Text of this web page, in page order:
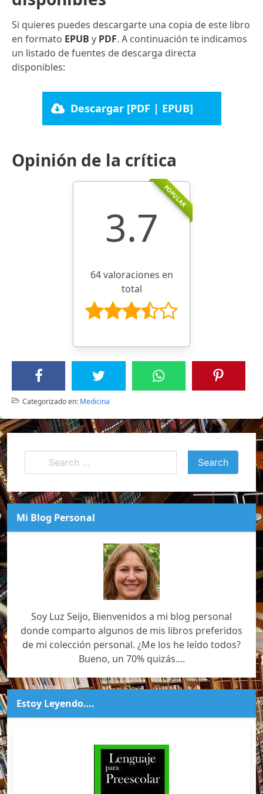
Si quieres puedes descargarte una copia de este libro
en formato EPUB y PDF. A continuación te indicamos
un listado de fuentes de descarga directa
disponibles:
Descargar [PDF | EPUB]
Opinión de la crítica
POPULAR
3.7
64 valoraciones en
total
Categorizado en: Medicina
Mi Blog Personal
Soy Luz Seijo, Bienvenidos a mi blog personal
donde comparto algunos de mis libros preferidos
de mi colección personal. ¿Me los he leído todos?
Bueno, un 70% quizás....
Estoy Leyendo….